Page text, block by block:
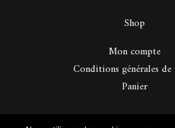
Shop
Mon compte
Conditions générales de
Panier